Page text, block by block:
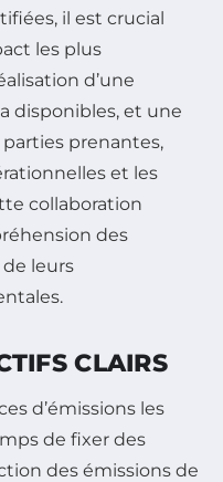
il est crucial
les plus
d’une
disponibles, et une
prenantes,
et les
collaboration
des
leurs
CLAIRS
d’émissions les
de fixer des
des émissions de